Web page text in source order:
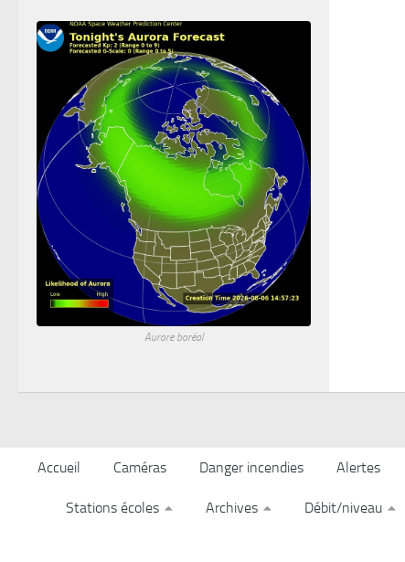
Aurore boréal
Accueil Caméras Danger incendies Alertes
Stations écoles Archives Débit/niveau